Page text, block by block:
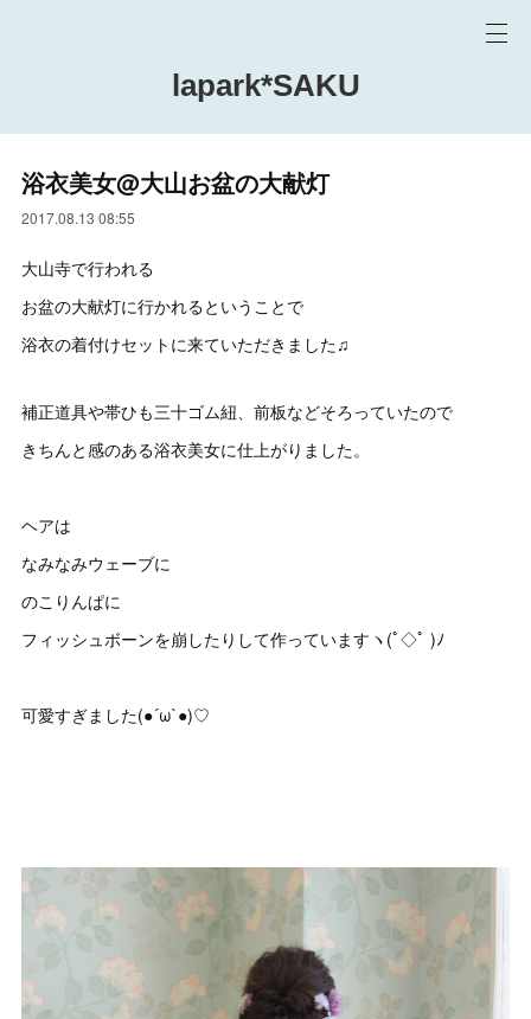
lapark*SAKU
浴衣美女@大山お盆の大献灯
2017.08.13 08:55
大山寺で行われる
お盆の大献灯に行かれるということで
浴衣の着付けセットに来ていただきました♫
補正道具や帯ひも三十ゴム紐、前板などそろっていたので
きちんと感のある浴衣美女に仕上がりました。
ヘアは
なみなみウェーブに
のこりんぱに
フィッシュボーンを崩したりして作っていますヽ(ﾟ◇ﾟ )ﾉ
可愛すぎました(●´ω`●)♡